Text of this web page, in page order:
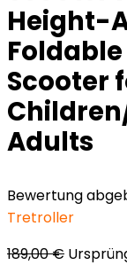
Height-
Scooter
Adults
Bewertung
Tretroller
189,00€